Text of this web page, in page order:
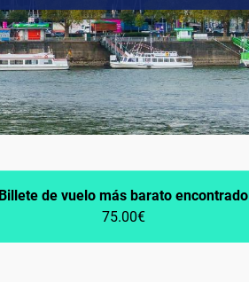
Billete de vuelo más barato encontrado
75.00€